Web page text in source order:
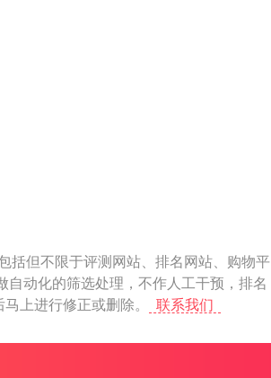
括但不限于评测网站、排名网站、购物平
动化的筛选处理，不作人工干预，排名
上进行修正或删除。
联系我们